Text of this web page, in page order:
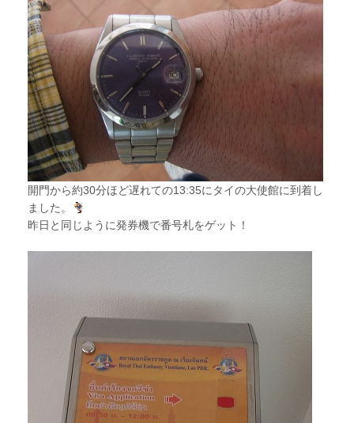
開門から約30分ほど遅れての13:35にタイの大使館に到着し
ました。
昨日と同じように発券機で番号札をゲット！